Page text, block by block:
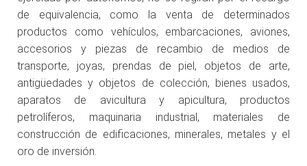
de equivalencia, como la venta de determinados
productos como vehículos, embarcaciones, aviones,
accesorios y piezas de recambio de medios de
transporte, joyas, prendas de piel, objetos de arte,
antigüedades y objetos de colección, bienes usados,
aparatos de avicultura y apicultura, productos
petrolíferos, maquinaria industrial, materiales de
construcción de edificaciones, minerales, metales y el
oro de inversión.